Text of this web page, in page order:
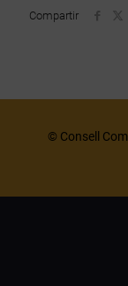
Compartir
© Consell